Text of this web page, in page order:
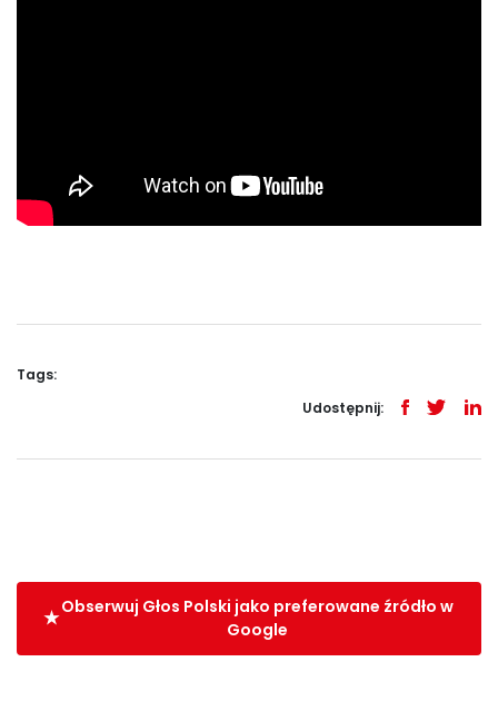
Tags:
Udostępnij:
Obserwuj Głos Polski jako preferowane źródło w
Google